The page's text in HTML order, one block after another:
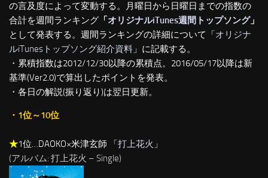
の言及度によって変動する。月曜日から日曜日までの指数の
合計を週間ランキング 「オリジナルiTunes週間トップソング」
として発表する。週間ランキングの詳細について「オリジナ
ルiTunesトップソング紹介資料 」に記載する。
・累積指数は2012/12/30以降の累積点。2016/05/17以降は新
基準(Ver2.0)で算出したポイントを発表。
・各日の解説(振り返り)は翌日更新。
・1位～10位
★1位…DAOKO×米津玄師 「打上花火 」
(アルバム: 打上花火 – Single)